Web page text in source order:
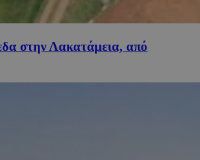
στην Λακατάμεια, από